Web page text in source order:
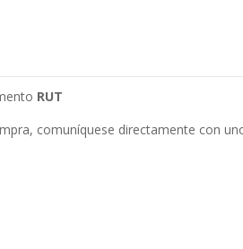
RUT
comuníquese directamente con